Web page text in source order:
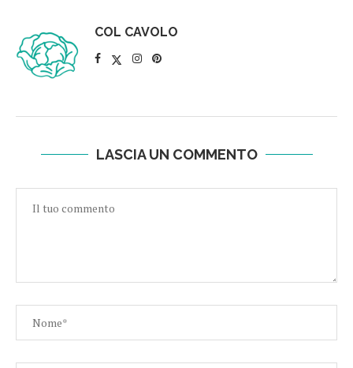
COL CAVOLO
LASCIA UN COMMENTO